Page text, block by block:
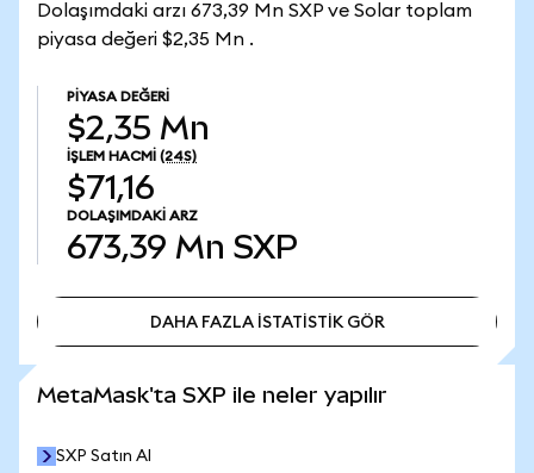
Dolaşımdaki arzı 673,39 Mn SXP ve Solar toplam
piyasa değeri $2,35 Mn .
PIYASA DEĞERI
$2,35 Mn
İŞLEM HACMI (24S)
$71,16
DOLAŞIMDAKI ARZ
673,39 Mn SXP
DAHA FAZLA İSTATİSTİK GÖR
MetaMask'ta SXP ile neler yapılır
SXP Satın Al